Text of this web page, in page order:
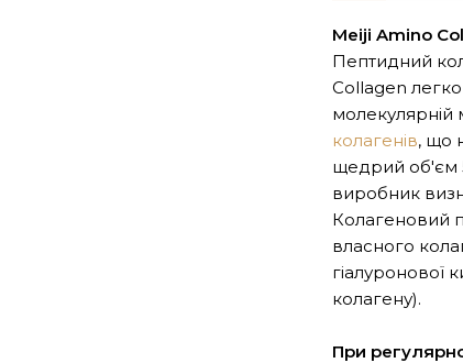
Meiji Amino
Пептидний
Collagen
молекулярній
колагенів, що
щедрий об'єм
виробник
Колагеновий
власного
гіалуронової
колагену).
При